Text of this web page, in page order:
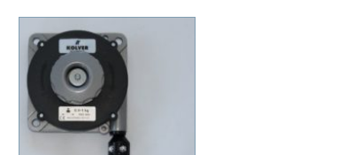
kreativitet. Med apples
egna chip har serien
tagit...